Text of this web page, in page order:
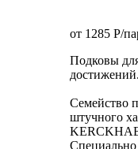
от 1285 P/
Подковы
достижений.
Семейство
штучного
Специально